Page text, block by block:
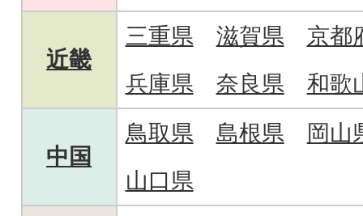
近畿
三重県 滋賀県
京都
兵庫県
奈良県 和歌
中国
鳥取県 島根県
岡山
山口県